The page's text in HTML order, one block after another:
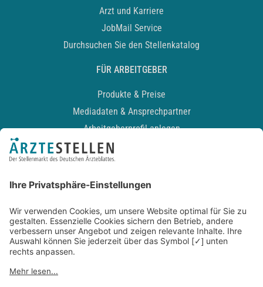
Arzt und Karriere
JobMail Service
Durchsuchen Sie den Stellenkatalog
FÜR ARBEITGEBER
Produkte & Preise
Mediadaten & Ansprechpartner
Arbeitgeberprofil anlegen
Recruiting-Podcast
Kontakt
Datenschutz
Newsletter